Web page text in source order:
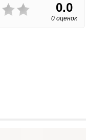
0.0
0 оценок